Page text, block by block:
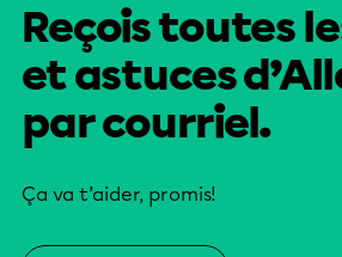
Reçois toutes
et astuces
par courriel.
Ça va t’aider, promis!